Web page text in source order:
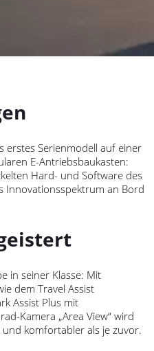
erstes Serienmodell auf einer
E-Antriebsbaukasten:
Hard- und Software des
Innovationsspektrum an Bord
in seiner Klasse: Mit
dem Travel Assist
Assist Plus mit
Kamera „Area View“ wird
komfortabler als je zuvor.